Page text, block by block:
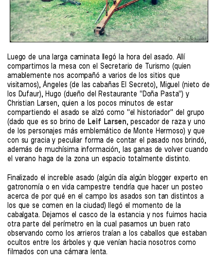
Luego de una larga caminata llegó la hora del asado. Allí
compartimos la mesa con el Secretario de Turismo (quien
amablemente nos acompañó a varios de los sitios que
visitamos), Ángeles (de las cabañas El Secreto), Miguel (nieto de
los Dufaur), Hugo (dueño del Restaurante "Doña Pasta") y
Christian Larsen, quien a los pocos minutos de estar
compartiendo el asado se alzó como "el historiador" del grupo
(dado que es so brino de Leif Larsen, pescador de raza y uno
de los personajes más emblemático de Monte Hermoso) y que
con su gracia y peculiar forma de contar el pasado nos brindó,
además de muchísima información, las ganas de volver cuando
el verano haga de la zona un espacio totalmente distinto.
Finalizado el increíble asado (algún día algún blogger experto en
gatronomía o en vida campestre tendría que hacer un posteo
acerca de por qué en el campo los asados son tan distintos a
los que se comen en la ciudad) llegó el momento de la
cabalgata. Dejamos el casco de la estancia y nos fuimos hacia
otra parte del perímetro en la cual pasamos un buen rato
observando como los arrieros traían a los caballos que estaban
ocultos entre los árboles y que venían hacia nosotros como
filmados con una cámara lenta.